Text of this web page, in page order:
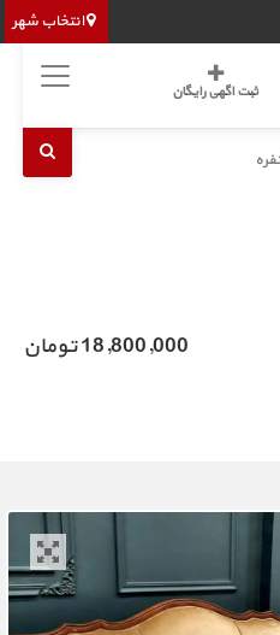
انتخاب شهر
ثبت اگهی رایگان
18,800,000 تومان